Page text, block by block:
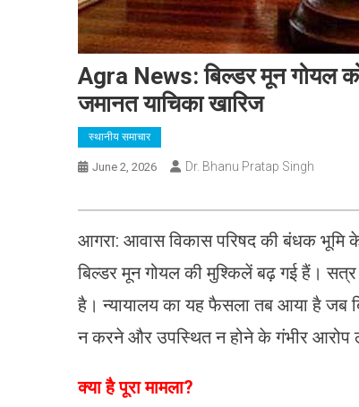
Agra News: बिल्डर मून गोयल को
जमानत याचिका खारिज
स्थानीय समाचार
June 2, 2026 Dr. Bhanu Pratap Singh
आगरा: आवास विकास परिषद की बंधक भूमि
बिल्डर मून गोयल की मुश्किलें बढ़ गई हैं। सत्र
है। न्यायालय का यह फैसला तब आया है जब
न करने और उपस्थित न होने के गंभीर आरोप
क्या है पूरा मामला?